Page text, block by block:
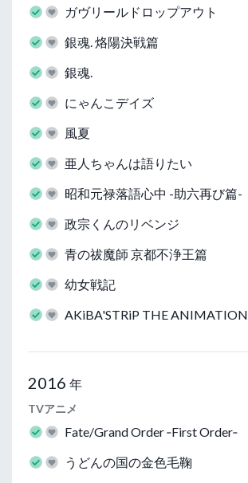
ガヴリールドロップアウト
銀魂. 烙陽決戦篇
銀魂.
にゃんこデイズ
風夏
亜人ちゃんは語りたい
昭和元禄落語心中 -助六再び篇-
政宗くんのリベンジ
青の祓魔師 京都不浄王篇
幼女戦記
AKiBA'STRiP THE ANIMATION
2016 年
TVアニメ
Fate/Grand Order ‐First Order‐
うどんの国の金色毛鞠